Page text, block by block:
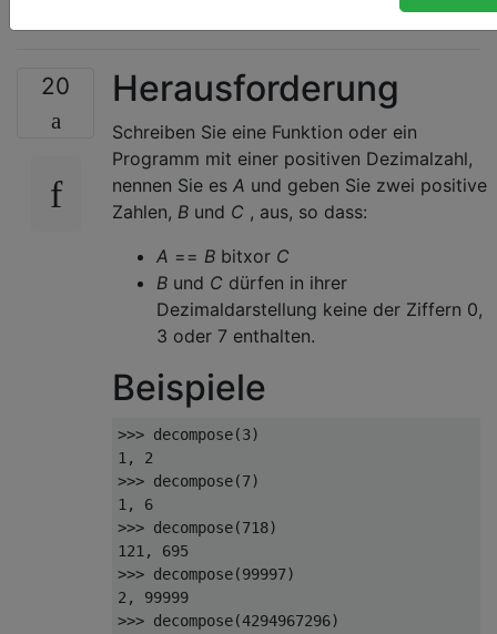
20 Herausforderung
Schreiben Sie eine Funktion oder ein
Programm mit einer positiven Dezimalzahl,
nennen Sie es A und geben Sie zwei positive
Zahlen, B und C , aus, so dass:
A == B bitxor C
B und C dürfen in ihrer
Dezimaldarstellung keine der Ziffern 0,
3 oder 7 enthalten.
Beispiele
>>> decompose(3)
1, 2
>>> decompose(7)
1, 6
>>> decompose(718)
121, 695
>>> decompose(99997)
2, 99999
>>> decompose(4294967296)